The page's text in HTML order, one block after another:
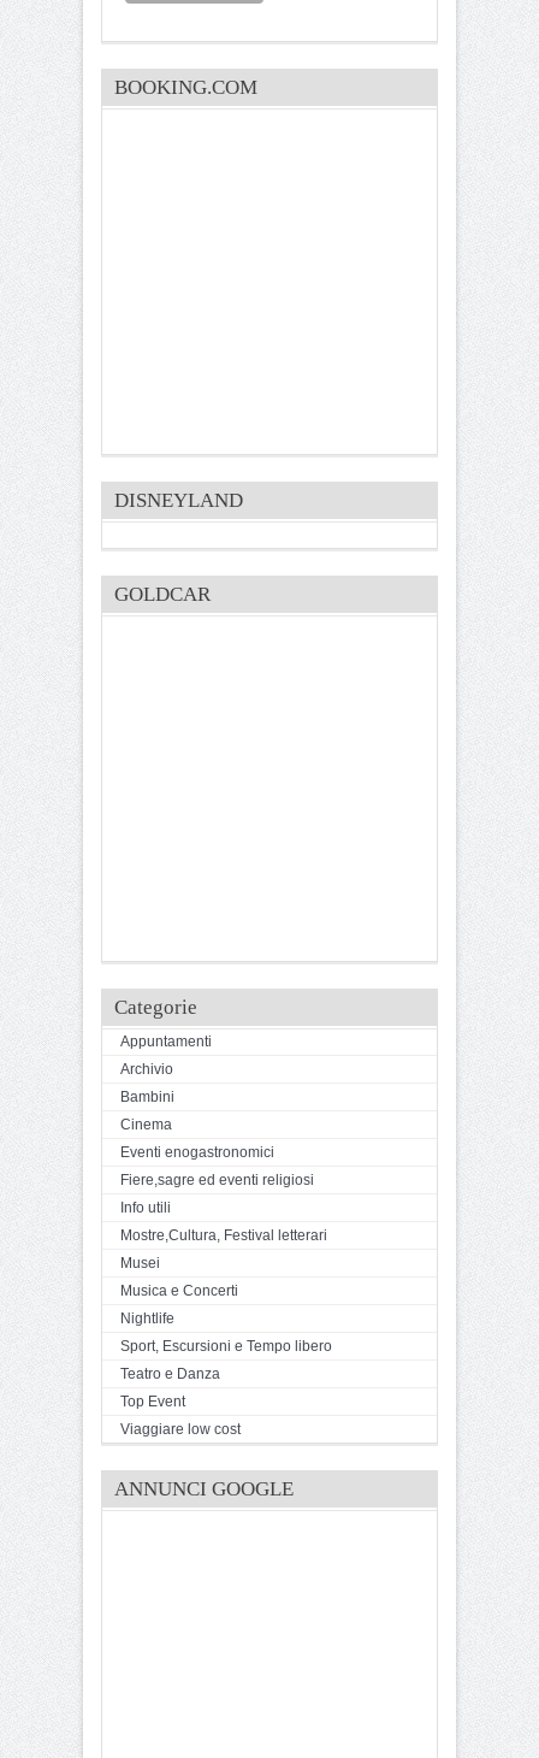
BOOKING.COM
DISNEYLAND
GOLDCAR
Categorie
Appuntamenti
Archivio
Bambini
Cinema
Eventi enogastronomici
Fiere,sagre ed eventi religiosi
Info utili
Mostre,Cultura, Festival letterari
Musei
Musica e Concerti
Nightlife
Sport, Escursioni e Tempo libero
Teatro e Danza
Top Event
Viaggiare low cost
ANNUNCI GOOGLE